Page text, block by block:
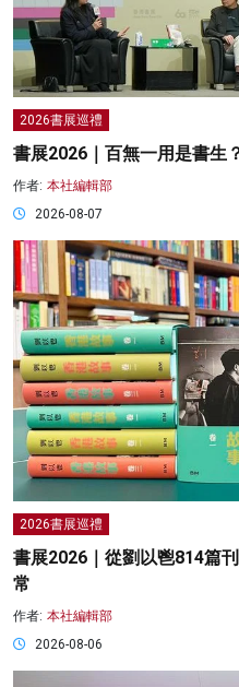
2026書展巡禮
書展2026｜百無一用是書生
作者: 本社編輯部
2026-08-07
2026書展巡禮
書展2026｜從劉以鬯814篇
常
作者: 本社編輯部
2026-08-06